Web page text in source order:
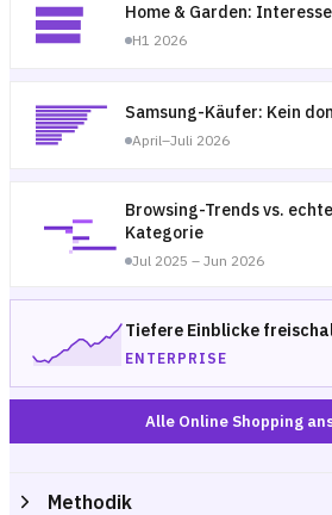
Home & Garden:
H1 2026
Samsung-Käufer: Kein
April–Juli 2026
Browsing-Trends vs.
Kategorie
Jul 2025 – Jun 2026
Tiefere Einblicke
ENTERPRISE
Alle Online Shopping
Methodik